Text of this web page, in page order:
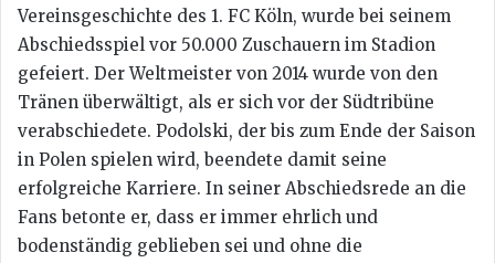
Vereinsgeschichte des 1. FC Köln, wurde bei seinem
Abschiedsspiel vor 50.000 Zuschauern im Stadion
gefeiert. Der Weltmeister von 2014 wurde von den
Tränen überwältigt, als er sich vor der Südtribüne
verabschiedete. Podolski, der bis zum Ende der Saison
in Polen spielen wird, beendete damit seine
erfolgreiche Karriere. In seiner Abschiedsrede an die
Fans betonte er, dass er immer ehrlich und
bodenständig geblieben sei und ohne die